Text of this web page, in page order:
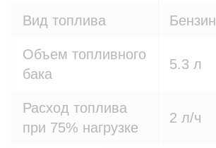
Вид топлива Бензин
Объем топливного
бака
5.3 л
Расход топлива
при 75% нагрузке
2 л/ч